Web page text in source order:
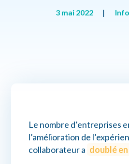
Devenir
Assistance
3 mai 2022 |
Le nombre d’entreprises
l’amélioration de
collaborateur a doublé en